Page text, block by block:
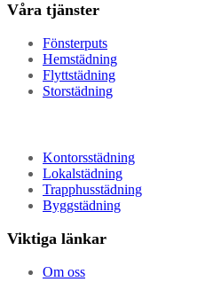
Våra tjänster
Fönsterputs
Hemstädning
Flyttstädning
Storstädning
Kontorsstädning
Lokalstädning
Trapphusstädning
Byggstädning
Viktiga länkar
Om oss